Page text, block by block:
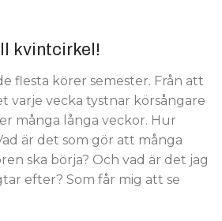
kvintcirkel!
flesta körer semester. Från att
varje vecka tystnar körsångare
många långa veckor. Hur
är det som gör att många
ska börja? Och vad är det jag
efter? Som får mig att se